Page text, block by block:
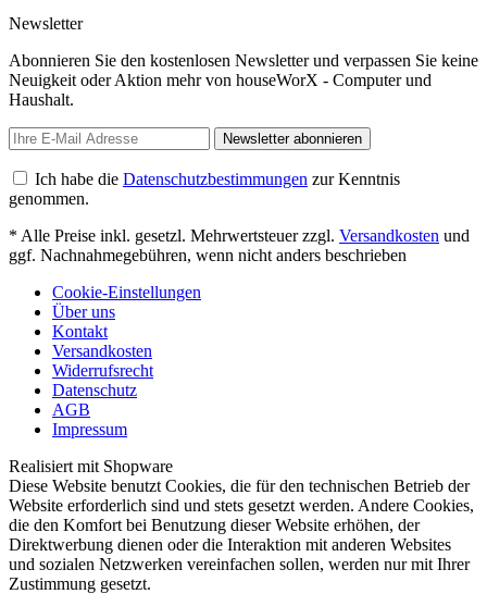
Newsletter
Abonnieren Sie den kostenlosen Newsletter und verpassen Sie keine
Neuigkeit oder Aktion mehr von houseWorX - Computer und
Haushalt.
Newsletter abonnieren
Ich habe die Datenschutzbestimmungen zur Kenntnis
genommen.
* Alle Preise inkl. gesetzl. Mehrwertsteuer zzgl. Versandkosten und
ggf. Nachnahmegebühren, wenn nicht anders beschrieben
Cookie-Einstellungen
Über uns
Kontakt
Versandkosten
Widerrufsrecht
Datenschutz
AGB
Impressum
Realisiert mit Shopware
Diese Website benutzt Cookies, die für den technischen Betrieb der
Website erforderlich sind und stets gesetzt werden. Andere Cookies,
die den Komfort bei Benutzung dieser Website erhöhen, der
Direktwerbung dienen oder die Interaktion mit anderen Websites
und sozialen Netzwerken vereinfachen sollen, werden nur mit Ihrer
Zustimmung gesetzt.